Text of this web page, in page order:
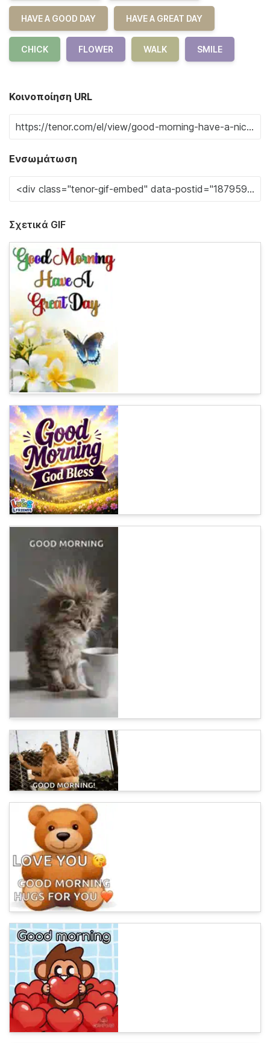
HAVE A GOOD DAY HAVE A GREAT DAY
CHICK FLOWER WALK SMILE
Κοινοποίηση URL
Ενσωμάτωση
Σχετικά GIF